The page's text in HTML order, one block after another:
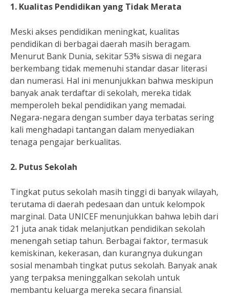
1. Kualitas Pendidikan yang Tidak Merata
Meski akses pendidikan meningkat, kualitas
pendidikan di berbagai daerah masih beragam.
Menurut Bank Dunia, sekitar 53% siswa di negara
berkembang tidak memenuhi standar dasar literasi
dan numerasi. Hal ini menunjukkan bahwa meskipun
banyak anak terdaftar di sekolah, mereka tidak
memperoleh bekal pendidikan yang memadai.
Negara-negara dengan sumber daya terbatas sering
kali menghadapi tantangan dalam menyediakan
tenaga pengajar berkualitas.
2. Putus Sekolah
Tingkat putus sekolah masih tinggi di banyak wilayah,
terutama di daerah pedesaan dan untuk kelompok
marginal. Data UNICEF menunjukkan bahwa lebih dari
21 juta anak tidak melanjutkan pendidikan sekolah
menengah setiap tahun. Berbagai faktor, termasuk
kemiskinan, kekerasan, dan kurangnya dukungan
sosial menambah tingkat putus sekolah. Banyak anak
yang terpaksa meninggalkan sekolah untuk
membantu keluarga mereka secara finansial.